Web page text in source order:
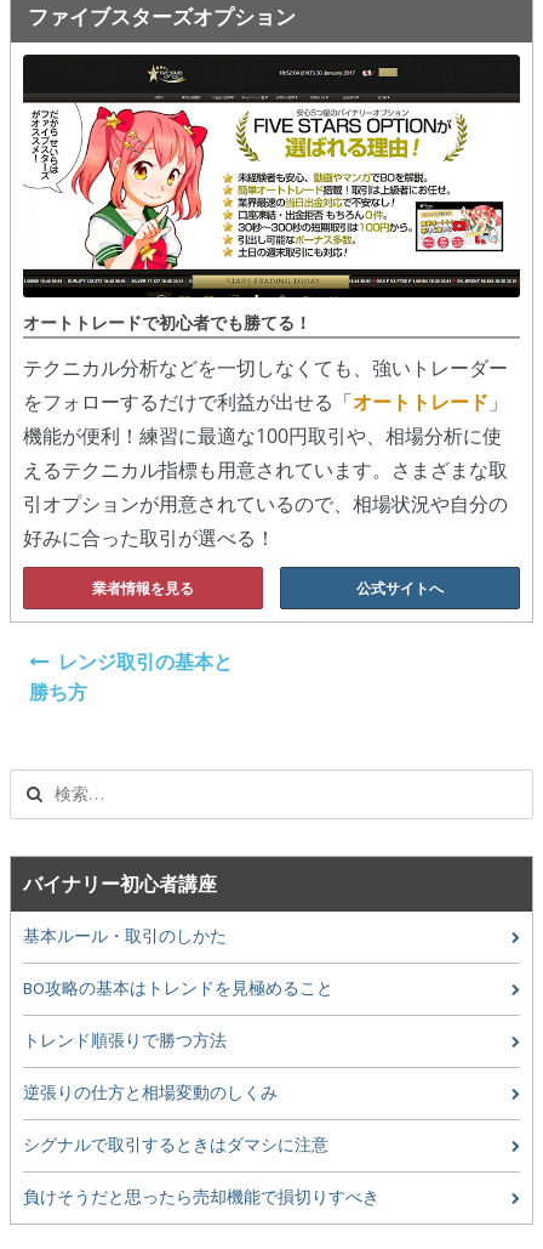
ファイブスターズオプション
オートトレードで初心者でも勝てる！
テクニカル分析などを一切しなくても、強いトレーダー
をフォローするだけで利益が出せる「オートトレード 」
機能が便利！練習に最適な100円取引や、相場分析に使
えるテクニカル指標も用意されています。さまざまな取
引オプションが用意されているので、相場状況や自分の
好みに合った取引が選べる！
業者情報を見る 公式サイトへ
ナ
ゲ
ー
シ
ョ
ン
レンジ取引の基本と
勝ち方
バイナリー初心者講座
基本ルール・取引のしかた
BO攻略の基本はトレンドを見極めること
トレンド順張りで勝つ方法
逆張りの仕方と相場変動のしくみ
シグナルで取引するときはダマシに注意
負けそうだと思ったら売却機能で損切りすべき